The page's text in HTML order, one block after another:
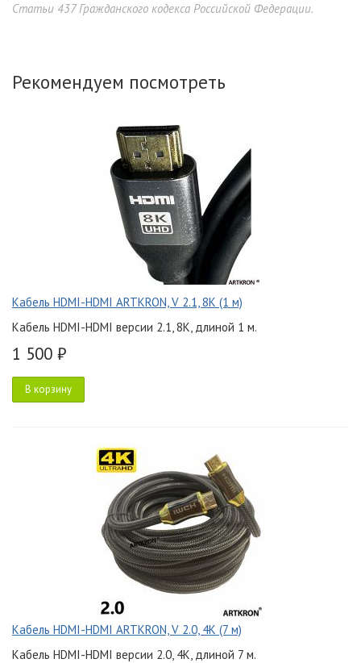
Статьи 437 Гражданского кодекса Российской Федерации.
Рекомендуем посмотреть
Кабель HDMI-HDMI ARTKRON, V 2.1, 8K (1 м)
Кабель HDMI-HDMI версии 2.1, 8K, длиной 1 м.
1 500 ₽
В корзину
Кабель HDMI-HDMI ARTKRON, V 2.0, 4K (7 м)
Кабель HDMI-HDMI версии 2.0, 4K, длиной 7 м.